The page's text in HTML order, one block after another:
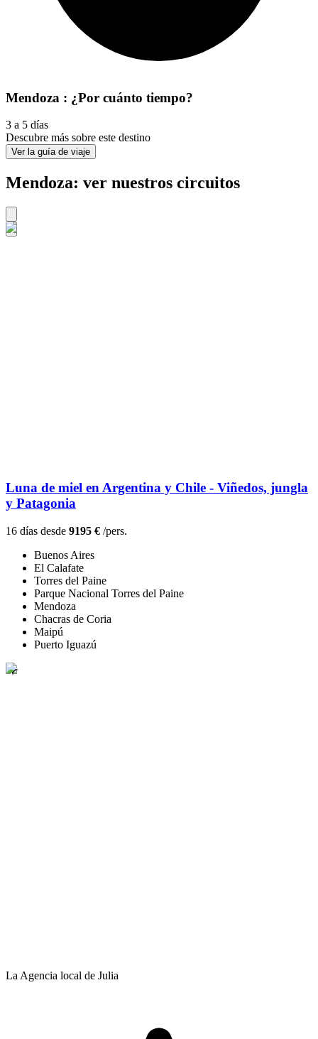
Mendoza : ¿Por cuánto tiempo?
3 a 5 días
Descubre más sobre este destino
Ver la guía de viaje
Mendoza: ver nuestros circuitos
Luna de miel en Argentina y Chile - Viñedos, jungla
y Patagonia
16 días desde 9195 € /pers.
Buenos Aires
El Calafate
Torres del Paine
Parque Nacional Torres del Paine
Mendoza
Chacras de Coria
Maipú
Puerto Iguazú
La Agencia local de Julia